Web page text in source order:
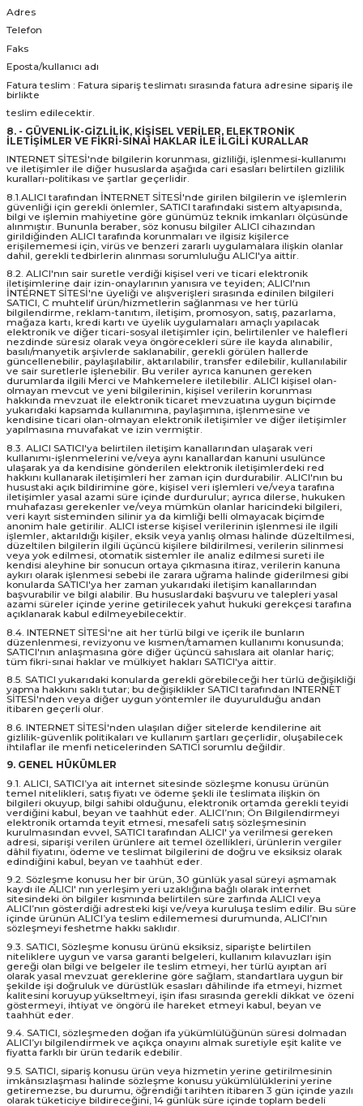
Adres
Telefon
Faks
Eposta/kullanıcı adı
Fatura teslim : Fatura sipariş teslimatı sırasında fatura adresine sipariş ile
birlikte
teslim edilecektir.
8. - GÜVENLİK-GİZLİLİK, KİŞİSEL VERİLER, ELEKTRONİK
İLETİŞİMLER VE FİKRİ-SINAİ HAKLAR İLE İLGİLİ KURALLAR
INTERNET SİTESİ'nde bilgilerin korunması, gizliliği, işlenmesi-kullanımı
ve iletişimler ile diğer hususlarda aşağıda cari esasları belirtilen gizlilik
kuralları-politikası ve şartlar geçerlidir.
8.1.ALICI tarafından İNTERNET SİTESİ'nde girilen bilgilerin ve işlemlerin
güvenliği için gerekli önlemler, SATICI tarafındaki sistem altyapısında,
bilgi ve işlemin mahiyetine göre günümüz teknik imkanları ölçüsünde
alınmıştır. Bununla beraber, söz konusu bilgiler ALICI cihazından
girildiğinden ALICI tarafında korunmaları ve ilgisiz kişilerce
erişilememesi için, virüs ve benzeri zararlı uygulamalara ilişkin olanlar
dahil, gerekli tedbirlerin alınması sorumluluğu ALICI'ya aittir.
8.2. ALICI'nın sair suretle verdiği kişisel veri ve ticari elektronik
iletişimlerine dair izin-onaylarının yanısıra ve teyiden; ALICI'nın
İNTERNET SİTESİ'ne üyeliği ve alışverişleri sırasında edinilen bilgileri
SATICI, C muhtelif ürün/hizmetlerin sağlanması ve her türlü
bilgilendirme, reklam-tanıtım, iletişim, promosyon, satış, pazarlama,
mağaza kartı, kredi kartı ve üyelik uygulamaları amaçlı yapılacak
elektronik ve diğer ticari-sosyal iletişimler için, belirtilenler ve halefleri
nezdinde süresiz olarak veya öngörecekleri süre ile kayda alınabilir,
basılı/manyetik arşivlerde saklanabilir, gerekli görülen hallerde
güncellenebilir, paylaşılabilir, aktarılabilir, transfer edilebilir, kullanılabilir
ve sair suretlerle işlenebilir. Bu veriler ayrıca kanunen gereken
durumlarda ilgili Merci ve Mahkemelere iletilebilir. ALICI kişisel olan-
olmayan mevcut ve yeni bilgilerinin, kişisel verilerin korunması
hakkında mevzuat ile elektronik ticaret mevzuatına uygun biçimde
yukarıdaki kapsamda kullanımına, paylaşımına, işlenmesine ve
kendisine ticari olan-olmayan elektronik iletişimler ve diğer iletişimler
yapılmasına muvafakat ve izin vermiştir.
8.3. ALICI SATICI'ya belirtilen iletişim kanallarından ulaşarak veri
kullanımı-işlenmelerini ve/veya aynı kanallardan kanuni usulünce
ulaşarak ya da kendisine gönderilen elektronik iletişimlerdeki red
hakkını kullanarak iletişimleri her zaman için durdurabilir. ALICI'nın bu
husustaki açık bildirimine göre, kişisel veri işlemleri ve/veya tarafına
iletişimler yasal azami süre içinde durdurulur; ayrıca dilerse, hukuken
muhafazası gerekenler ve/veya mümkün olanlar haricindeki bilgileri,
veri kayıt sisteminden silinir ya da kimliği belli olmayacak biçimde
anonim hale getirilir. ALICI isterse kişisel verilerinin işlenmesi ile ilgili
işlemler, aktarıldığı kişiler, eksik veya yanlış olması halinde düzeltilmesi,
düzeltilen bilgilerin ilgili üçüncü kişilere bildirilmesi, verilerin silinmesi
veya yok edilmesi, otomatik sistemler ile analiz edilmesi sureti ile
kendisi aleyhine bir sonucun ortaya çıkmasına itiraz, verilerin kanuna
aykırı olarak işlenmesi sebebi ile zarara uğrama halinde giderilmesi gibi
konularda SATICI'ya her zaman yukarıdaki iletişim kanallarından
başvurabilir ve bilgi alabilir. Bu hususlardaki başvuru ve talepleri yasal
azami süreler içinde yerine getirilecek yahut hukuki gerekçesi tarafına
açıklanarak kabul edilmeyebilecektir.
8.4. INTERNET SİTESİ'ne ait her türlü bilgi ve içerik ile bunların
düzenlenmesi, revizyonu ve kısmen/tamamen kullanımı konusunda;
SATICI'nın anlaşmasına göre diğer üçüncü sahıslara ait olanlar hariç;
tüm fikri-sınai haklar ve mülkiyet hakları SATICI'ya aittir.
8.5. SATICI yukarıdaki konularda gerekli görebileceği her türlü değişikliği
yapma hakkını saklı tutar; bu değişiklikler SATICI tarafından INTERNET
SİTESİ'nden veya diğer uygun yöntemler ile duyurulduğu andan
itibaren geçerli olur.
8.6. INTERNET SİTESİ'nden ulaşılan diğer sitelerde kendilerine ait
gizlilik-güvenlik politikaları ve kullanım şartları geçerlidir, oluşabilecek
ihtilaflar ile menfi neticelerinden SATICI sorumlu değildir.
9. GENEL HÜKÜMLER
9.1. ALICI, SATICI’ya ait internet sitesinde sözleşme konusu ürünün
temel nitelikleri, satış fiyatı ve ödeme şekli ile teslimata ilişkin ön
bilgileri okuyup, bilgi sahibi olduğunu, elektronik ortamda gerekli teyidi
verdiğini kabul, beyan ve taahhüt eder. ALICI’nın; Ön Bilgilendirmeyi
elektronik ortamda teyit etmesi, mesafeli satış sözleşmesinin
kurulmasından evvel, SATICI tarafından ALICI' ya verilmesi gereken
adresi, siparişi verilen ürünlere ait temel özellikleri, ürünlerin vergiler
dâhil fiyatını, ödeme ve teslimat bilgilerini de doğru ve eksiksiz olarak
edindiğini kabul, beyan ve taahhüt eder.
9.2. Sözleşme konusu her bir ürün, 30 günlük yasal süreyi aşmamak
kaydı ile ALICI' nın yerleşim yeri uzaklığına bağlı olarak internet
sitesindeki ön bilgiler kısmında belirtilen süre zarfında ALICI veya
ALICI’nın gösterdiği adresteki kişi ve/veya kuruluşa teslim edilir. Bu süre
içinde ürünün ALICI’ya teslim edilememesi durumunda, ALICI’nın
sözleşmeyi feshetme hakkı saklıdır.
9.3. SATICI, Sözleşme konusu ürünü eksiksiz, siparişte belirtilen
niteliklere uygun ve varsa garanti belgeleri, kullanım kılavuzları işin
gereği olan bilgi ve belgeler ile teslim etmeyi, her türlü ayıptan arî
olarak yasal mevzuat gereklerine göre sağlam, standartlara uygun bir
şekilde işi doğruluk ve dürüstlük esasları dâhilinde ifa etmeyi, hizmet
kalitesini koruyup yükseltmeyi, işin ifası sırasında gerekli dikkat ve özeni
göstermeyi, ihtiyat ve öngörü ile hareket etmeyi kabul, beyan ve
taahhüt eder.
9.4. SATICI, sözleşmeden doğan ifa yükümlülüğünün süresi dolmadan
ALICI’yı bilgilendirmek ve açıkça onayını almak suretiyle eşit kalite ve
fiyatta farklı bir ürün tedarik edebilir.
9.5. SATICI, sipariş konusu ürün veya hizmetin yerine getirilmesinin
imkânsızlaşması halinde sözleşme konusu yükümlülüklerini yerine
getiremezse, bu durumu, öğrendiği tarihten itibaren 3 gün içinde yazılı
olarak tüketiciye bildireceğini, 14 günlük süre içinde toplam bedeli